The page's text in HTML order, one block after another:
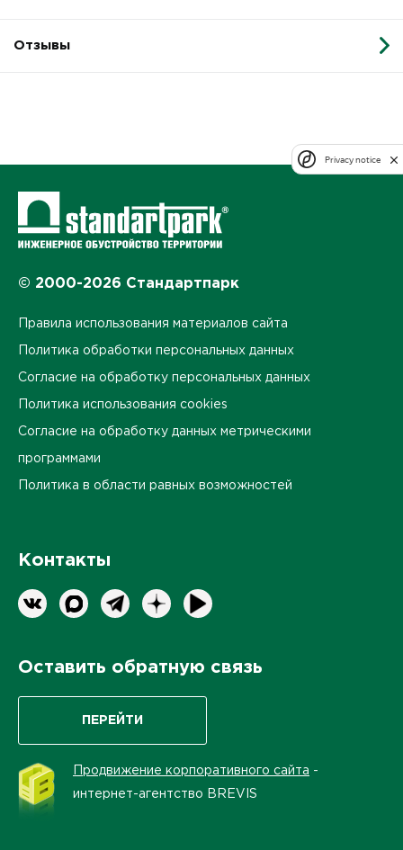
Отзывы
© 2000-2026 Стандартпарк
Правила использования материалов сайта
Политика обработки персональных данных
Согласие на обработку персональных данных
Политика использования cookies
Согласие на обработку данных метрическими
программами
Политика в области равных возможностей
Контакты
Оставить обратную связь
ПЕРЕЙТИ
Продвижение корпоративного сайта -
интернет-агентство BREVIS
Privacy notice